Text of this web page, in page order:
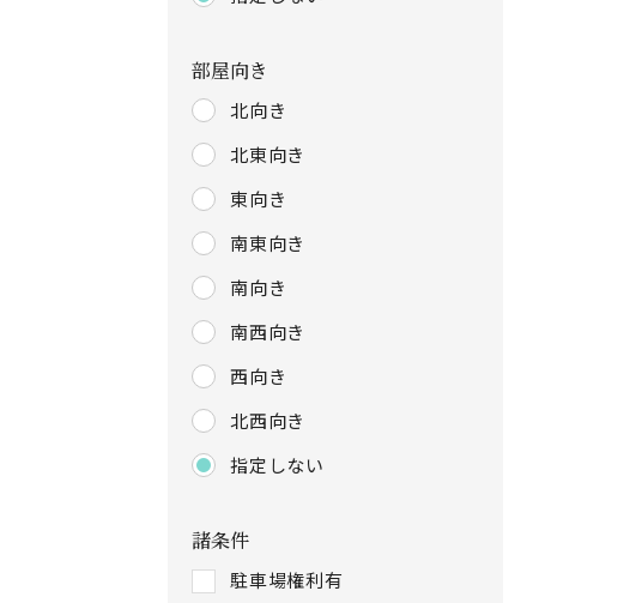
部屋向き
北向き
北東向き
東向き
南東向き
南向き
南西向き
西向き
北西向き
指定しない
諸条件
駐車場権利有